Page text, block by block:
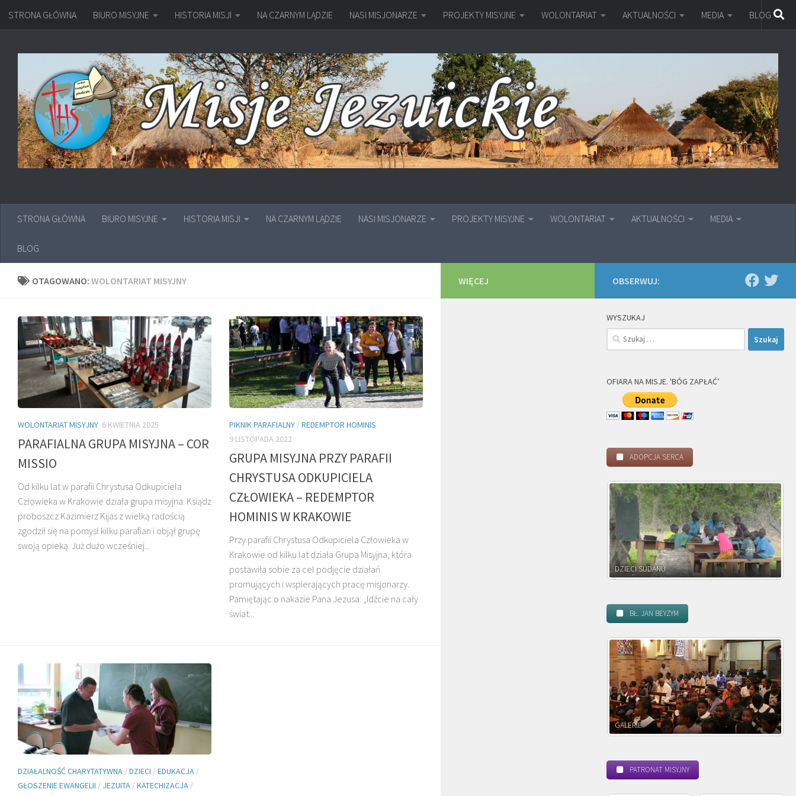
Przejdź do treści
STRONA GŁÓWNA BIURO MISYJNE HISTORIA MISJI NA CZARNYM LĄDZIE NASI MISJONARZE PROJEKTY MISYJNE WOLONTARIAT AKTUALNOŚCI MEDIA BLOG
STRONA GŁÓWNA BIURO MISYJNE HISTORIA MISJI NA CZARNYM LĄDZIE NASI MISJONARZE PROJEKTY MISYJNE WOLONTARIAT AKTUALNOŚCI MEDIA
BLOG
OTAGOWANO: WOLONTARIAT MISYJNY
WOLONTARIAT MISYJNY 6 KWIETNIA 2025
PARAFIALNA GRUPA MISYJNA – COR
MISSIO
Od kilku lat w parafii Chrystusa Odkupiciela
Człowieka w Krakowie działa grupa misyjna. Ksiądz
proboszcz Kazimierz Kijas z wielką radością
zgodził się na pomysł kilku parafian i objął grupę
swoją opieką. Już dużo wcześniej...
PIKNIK PARAFIALNY /REDEMPTOR HOMINIS
9 LISTOPADA 2022
GRUPA MISYJNA PRZY PARAFII
CHRYSTUSA ODKUPICIELA
CZŁOWIEKA – REDEMPTOR
HOMINIS W KRAKOWIE
Przy parafii Chrystusa Odkupiciela Człowieka w
Krakowie od kilku lat działa Grupa Misyjna, która
postawiła sobie za cel podjęcie działań
promujących i wspierających pracę misjonarzy.
Pamiętając o nakazie Pana Jezusa: „Idźcie na cały
świat...
DZIAŁALNOŚĆ CHARYTATYWNA /DZIECI /EDUKACJA /
GŁOSZENIE EWANGELII / JEZUITA /KATECHIZACJA /
OBSERWUJ:
WYSZUKAJ
Szukaj:
OFIARA NA MISJE. 'BÓG ZAPŁAĆ’
ADOPCJA SERCA
DZIECI MADAGASKARU DZIECI MALAWI DZIECI ZAMBII
BŁ. JAN BEYZYM
BŁ. JAN BEYZYM POWOŁANIE MISYJNE
PATRONAT MISYJNY
WIĘCEJ